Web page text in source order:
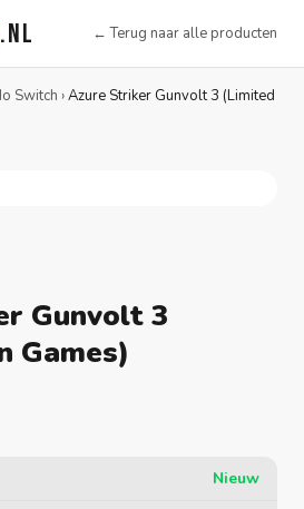
.NL ← Terug naar alle producten
Switch ›Azure Striker Gunvolt 3 (Limited
Gunvolt 3
Games)
Nieuw